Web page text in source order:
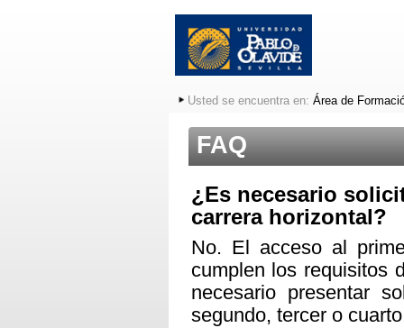
Usted se encuentra en: Área de
FAQ
¿Es necesario
carrera horizontal?
No. El acceso al
cumplen los requisitos
necesario presentar
segundo, tercer o